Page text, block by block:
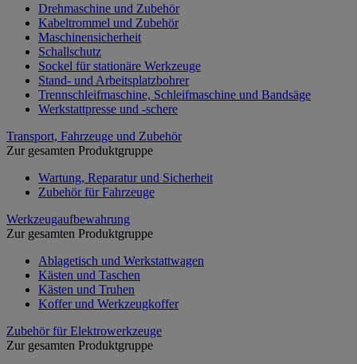
Drehmaschine und Zubehör
Kabeltrommel und Zubehör
Maschinensicherheit
Schallschutz
Sockel für stationäre Werkzeuge
Stand- und Arbeitsplatzbohrer
Trennschleifmaschine, Schleifmaschine und Bandsäge
Werkstattpresse und -schere
Transport, Fahrzeuge und Zubehör
Zur gesamten Produktgruppe
Wartung, Reparatur und Sicherheit
Zubehör für Fahrzeuge
Werkzeugaufbewahrung
Zur gesamten Produktgruppe
Ablagetisch und Werkstattwagen
Kästen und Taschen
Kästen und Truhen
Koffer und Werkzeugkoffer
Zubehör für Elektrowerkzeuge
Zur gesamten Produktgruppe